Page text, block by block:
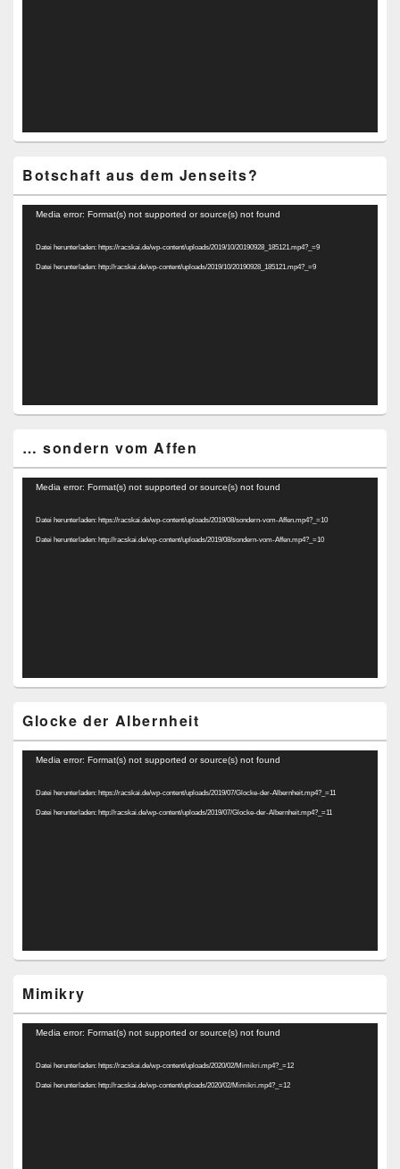
Botschaft aus dem Jenseits?
Video-
Media error: Format(s) not supported or source(s) not found
Datei herunterladen: https://racskai.de/wp-content/uploads/2019/10/20190928_185121.mp4?_=9
Datei herunterladen: http://racskai.de/wp-content/uploads/2019/10/20190928_185121.mp4?_=9
… sondern vom Affen
Video-
Media error: Format(s) not supported or source(s) not found
Datei herunterladen: https://racskai.de/wp-content/uploads/2019/08/sondern-vom-Affen.mp4?_=10
Datei herunterladen: http://racskai.de/wp-content/uploads/2019/08/sondern-vom-Affen.mp4?_=10
Glocke der Albernheit
Video-
Media error: Format(s) not supported or source(s) not found
Datei herunterladen: https://racskai.de/wp-content/uploads/2019/07/Glocke-der-Albernheit.mp4?_=11
Datei herunterladen: http://racskai.de/wp-content/uploads/2019/07/Glocke-der-Albernheit.mp4?_=11
Mimikry
Video-
Media error: Format(s) not supported or source(s) not found
Datei herunterladen: https://racskai.de/wp-content/uploads/2020/02/Mimikri.mp4?_=12
Datei herunterladen: http://racskai.de/wp-content/uploads/2020/02/Mimikri.mp4?_=12